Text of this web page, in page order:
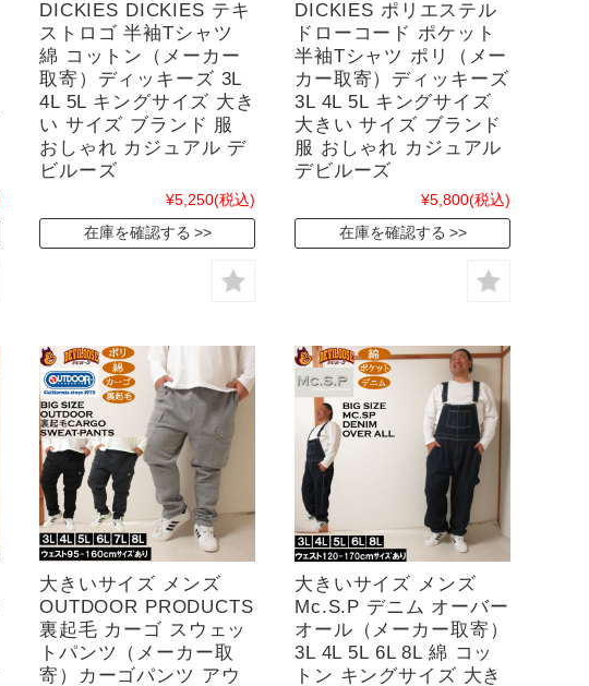
DICKIES DICKIES テキ
ストロゴ 半袖Tシャツ
綿 コットン（メーカー
取寄）ディッキーズ 3L
4L 5L キングサイズ 大き
い サイズ ブランド 服
おしゃれ カジュアル デ
ビルーズ
¥5,250(税込)
在庫を確認する
DICKIES ポリエステル
ドローコード ポケット
半袖Tシャツ ポリ（メー
カー取寄）ディッキーズ
3L 4L 5L キングサイズ
大きい サイズ ブランド
服 おしゃれ カジュアル
デビルーズ
¥5,800(税込)
在庫を確認する
大きいサイズ メンズ
OUTDOOR PRODUCTS
裏起毛 カーゴ スウェッ
トパンツ（メーカー取
寄）カーゴパンツ アウ
大きいサイズ メンズ
Mc.S.P デニム オーバー
オール（メーカー取寄）
3L 4L 5L 6L 8L 綿 コッ
トン キングサイズ 大き